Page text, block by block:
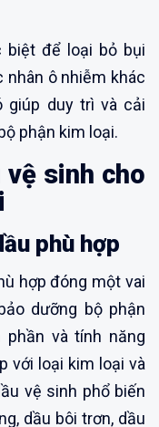
biệt để loại bỏ bụi
nhân ô nhiễm khác
giúp duy trì và cải
phận kim loại.
sinh cho
phù hợp
hợp đóng một vai
dưỡng bộ phận
và tính năng
với loại kim loại và
vệ sinh phổ biến
dầu bôi trơn, dầu